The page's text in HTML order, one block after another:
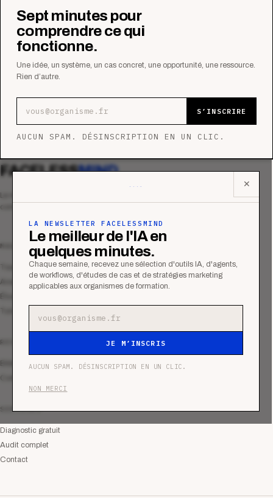
Sept minutes pour
comprendre ce qui
fonctionne.
Une idée, un système, un cas concret, une opportunité, une ressource.
Rien d’autre.
S’INSCRIRE
AUCUN SPAM. DÉSINSCRIPTION EN UN CLIC.
✕
LA NEWSLETTER FACELESSMIND
Le meilleur de l'IA en
quelques minutes.
Chaque semaine, recevez une sélection d'outils IA, d'agents,
de workflows, d'études de cas et de stratégies marketing
applicables aux organismes de formation.
JE M’INSCRIS
AUCUN SPAM. DÉSINSCRIPTION EN UN CLIC.
NON MERCI
FACELESSMIND
Le média qui mesurent la performance
commerciale des organismes de formation.
MAGAZINE
Tous les articles
Analyses
Études de cas
Tutoriels
RESSOURCES
Bibliothèque
Communauté
SERVICES
Diagnostic gratuit
Audit complet
Contact